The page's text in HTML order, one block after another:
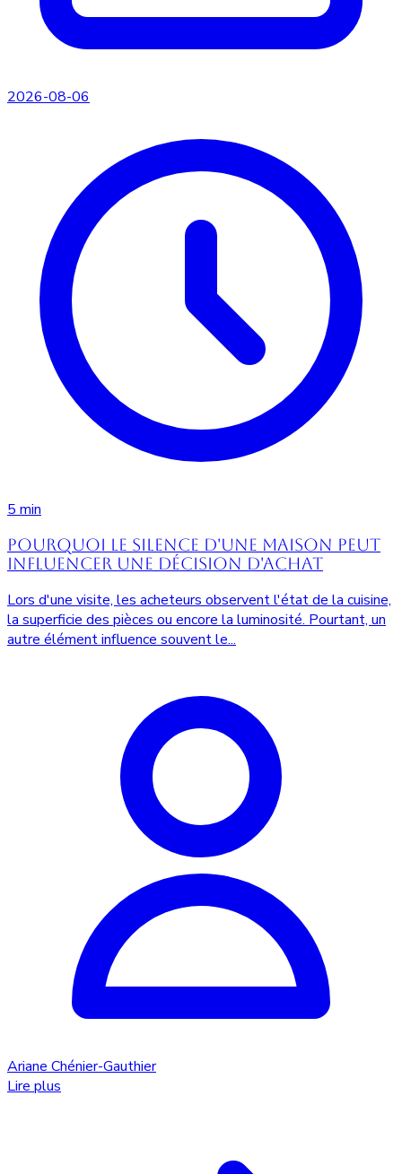
2026-08-06
5 min
Pourquoi le silence d'une maison peut
influencer une décision d'achat
Lors d'une visite, les acheteurs observent l'état de la cuisine,
la superficie des pièces ou encore la luminosité. Pourtant, un
autre élément influence souvent le...
Ariane Chénier-Gauthier
Lire plus